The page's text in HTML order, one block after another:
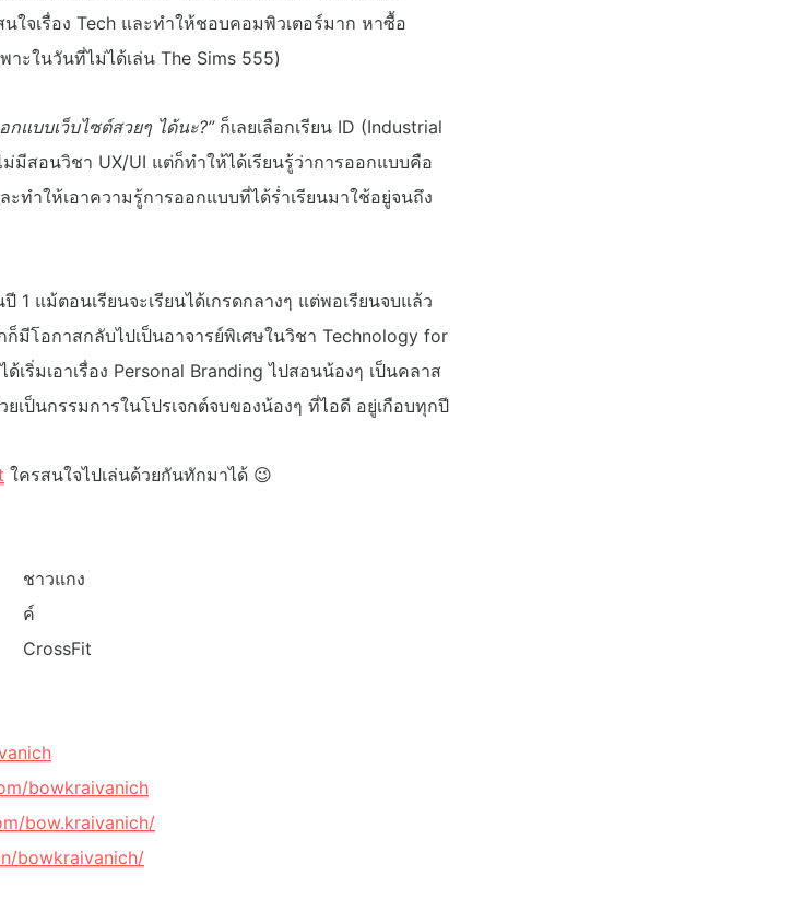
ใจเรื่อง Tech และทำให้ชอบคอมพิวเตอร์มาก หาซื้อ
ะในวันที่ไม่ได้เล่น The Sims 555)
กแบบเว็บไซต์สวยๆ ได้นะ?”ก็เลยเลือกเรียน ID (Industrial
มีสอนวิชา UX/UI แต่ก็ทำให้ได้เรียนรู้ว่าการออกแบบคือ
ทำให้เอาความรู้การออกแบบที่ได้ร่ำเรียนมาใช้อยู่จนถึง
1 แม้ตอนเรียนจะเรียนได้เกรดกลางๆ แต่พอเรียนจบแล้ว
มีโอกาสกลับไปเป็นอาจารย์พิเศษในวิชา Technology for
ริ่มเอาเรื่อง Personal Branding ไปสอนน้องๆ เป็นคลาส
เป็นกรรมการในโปรเจกต์จบของน้องๆ ที่ไอดี อยู่เกือบทุกปี
ใครสนใจไปเล่นด้วยกันทักมาได้ 😉
ชาวแกง
ค์
CrossFit
bowkraivanich
bow.kraivanich/
bowkraivanich/